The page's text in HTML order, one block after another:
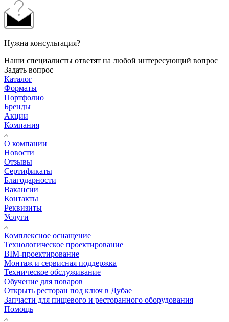
Нужна консультация?
Наши специалисты ответят на любой интересующий вопрос
Задать вопрос
Каталог
Форматы
Портфолио
Бренды
Акции
Компания
О компании
Новости
Отзывы
Сертификаты
Благодарности
Вакансии
Контакты
Реквизиты
Услуги
Комплексное оснащение
Технологическое проектирование
BIM-проектирование
Монтаж и сервисная поддержка
Техническое обслуживание
Обучение для поваров
Открыть ресторан под ключ в Дубае
Запчасти для пищевого и ресторанного оборудования
Помощь